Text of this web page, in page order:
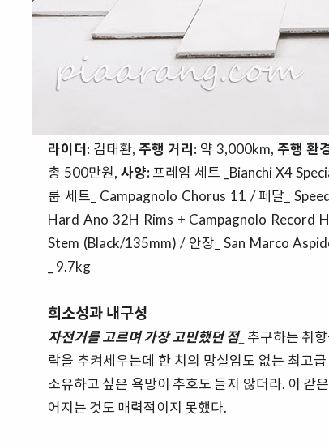
라이더: 김태환, 주행 거리:약 3,000km, 주행 환
총 500만원, 사양:프레임 세트 _Bianchi X4
룹 세트_ Campagnolo Chorus 11 / 페달_
Hard Ano 32H Rims + Campagnolo Record
Stem (Black/135mm) / 안장_ San Marco
_ 9.7kg
희소성과 내구성
자전거를 고르며 가장 고민했던 점_ 추구하는 취
락을 추켜세우는데 한 치의 망설임도 없는 최고
소유하고 싶은 욕망이 추호도 들지 않더라. 이 같
어지는 것도 매력적이지 못했다.